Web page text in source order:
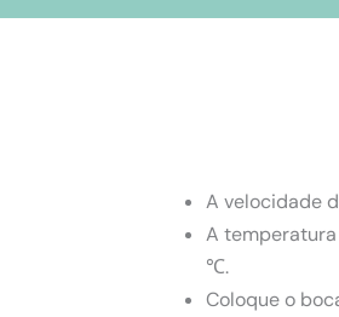
A velocidade
A
℃.
Coloque o